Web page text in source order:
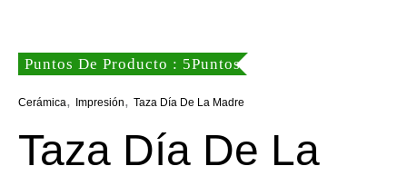
Puntos De Producto : 5Puntos
Cerámica, Impresión, Taza Día De La Madre
Taza Día De La